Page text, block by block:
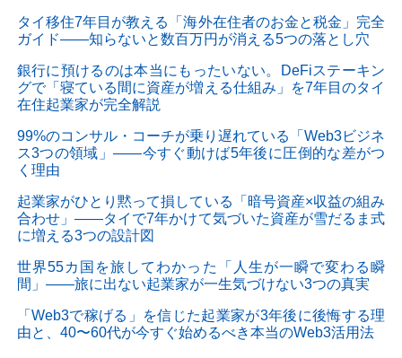
タイ移住7年目が教える「海外在住者のお金と税金」完全
ガイド——知らないと数百万円が消える5つの落とし穴
銀行に預けるのは本当にもったいない。DeFiステーキン
グで「寝ている間に資産が増える仕組み」を7年目のタイ
在住起業家が完全解説
99%のコンサル・コーチが乗り遅れている「Web3ビジネ
ス3つの領域」——今すぐ動けば5年後に圧倒的な差がつ
く理由
起業家がひとり黙って損している「暗号資産×収益の組み
合わせ」——タイで7年かけて気づいた資産が雪だるま式
に増える3つの設計図
世界55カ国を旅してわかった「人生が一瞬で変わる瞬
間」——旅に出ない起業家が一生気づけない3つの真実
「Web3で稼げる」を信じた起業家が3年後に後悔する理
由と、40〜60代が今すぐ始めるべき本当のWeb3活用法